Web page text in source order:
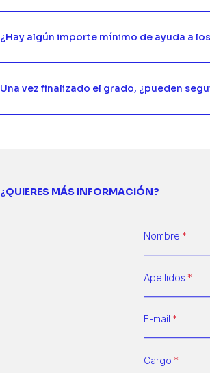
¿Hay algún importe mínimo de ayuda a
Una vez finalizado el grado, ¿pueden
¿QUIERES MÁS INFORMACIÓN?
Nombre
Apellidos
E-mail
Cargo